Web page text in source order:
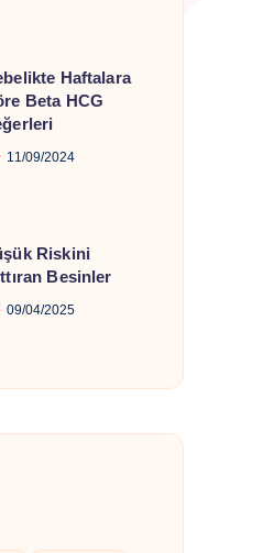
Haftalara
Beta HCG
11/09/2024
Riskini
Besinler
09/04/2025